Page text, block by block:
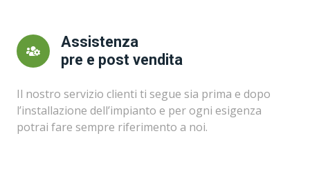
Assistenza
pre e post vendita
Il nostro servizio clienti ti segue sia prima e dopo
l’installazione dell’impianto e per ogni esigenza
potrai fare sempre riferimento a noi.